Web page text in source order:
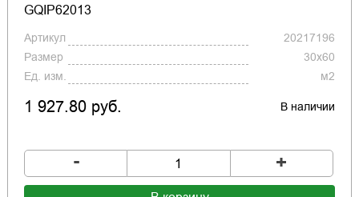
GQIP62013
Артикул
20217196
Размер
30x60
Ед. изм.
м2
1 927.80 руб. В наличии
- +